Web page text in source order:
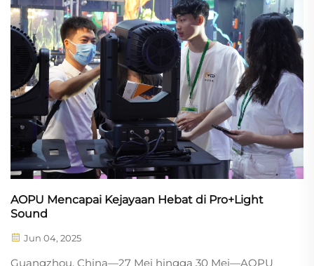
dari 3hb, Feb. hingga 6hb, Feb., akan mempamerkan
inovasi terkini dan s...
AOPU Mencapai Kejayaan Hebat di Pro+Light
Sound
Jun 04, 2025
Guangzhou, China—27 Mei hingga 30 Mei—AOPU